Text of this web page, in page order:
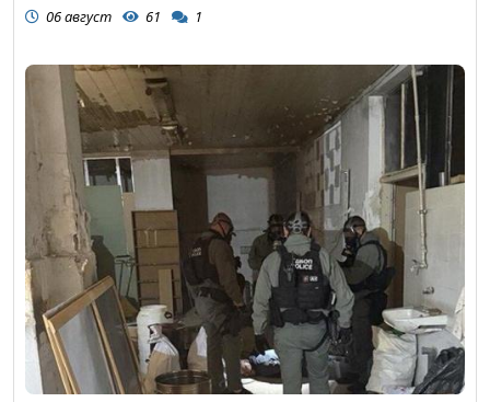
06 август 61 1